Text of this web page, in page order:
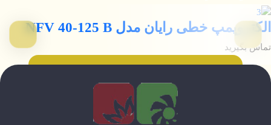
الکتروپمپ خطی رایان مدل NFV 40-125 B
تماس بگیرید